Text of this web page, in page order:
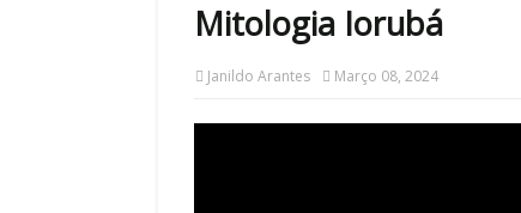
Mitologia Iorubá
Janildo Arantes Março 08, 2024